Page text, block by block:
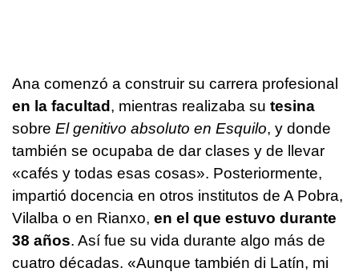
Ana comenzó a construir su carrera profesional
en la facultad, mientras realizaba su tesina
sobre El genitivo absoluto en Esquilo, y donde
también se ocupaba de dar clases y de llevar
«cafés y todas esas cosas». Posteriormente,
impartió docencia en otros institutos de A Pobra,
Vilalba o en Rianxo, en el que estuvo durante
38 años. Así fue su vida durante algo más de
cuatro décadas. «Aunque también di Latín, mi